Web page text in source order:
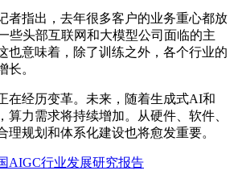
指出，去年很多客户的业务重心都放
些头部互联网和大模型公司面临的主
也意味着，除了训练之外，各个行业的
长。
经历变革。未来，随着生成式AI和
算力需求将持续增加。从硬件、软件、
理规划和体系化建设也将愈发重要。
AIGC行业发展研究报告